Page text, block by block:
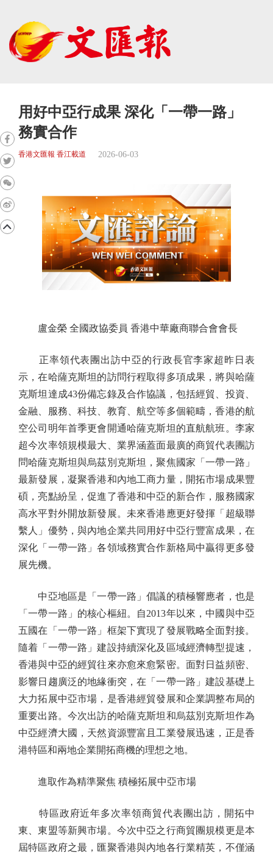
用好中亞行成果 深化「一帶一路」
務實合作
香港文匯報 香江載道 2026-06-03
盧金榮 全國政協委員 香港中華廠商聯合會會長
正率領代表團出訪中亞的行政長官李家超昨日表
示，在哈薩克斯坦的訪問行程取得多項成果，將與哈薩
克斯坦達成43份備忘錄及合作協議，包括經貿、投資、
金融、服務、科技、教育、航空等多個範疇，香港的航
空公司明年首季更會開通哈薩克斯坦的直航航班。李家
超今次率領規模最大、業界涵蓋面最廣的商貿代表團訪
問哈薩克斯坦與烏茲別克斯坦，聚焦國家「一帶一路」
最新發展，凝聚香港和內地工商力量，開拓市場成果豐
碩，亮點紛呈，促進了香港和中亞的新合作，服務國家
高水平對外開放新發展。未來香港應更好發揮「超級聯
繫人」優勢，與內地企業共同用好中亞行豐富成果，在
深化「一帶一路」各領域務實合作新格局中贏得更多發
展先機。
中亞地區是「一帶一路」倡議的積極響應者，也是
「一帶一路」的核心樞紐。自2013年以來，中國與中亞
五國在「一帶一路」框架下實現了發展戰略全面對接。
隨着「一帶一路」建設持續深化及區域經濟轉型提速，
香港與中亞的經貿往來亦愈來愈緊密。面對日益頻密、
影響日趨廣泛的地緣衝突，在「一帶一路」建設基礎上
大力拓展中亞市場，是香港經貿發展和企業調整布局的
重要出路。今次出訪的哈薩克斯坦和烏茲別克斯坦作為
中亞經濟大國，天然資源豐富且工業發展迅速，正是香
港特區和兩地企業開拓商機的理想之地。
進取作為精準聚焦 積極拓展中亞市場
特區政府近年多次率領商貿代表團出訪，開拓中
東、東盟等新興市場。今次中亞之行商貿團規模更是本
屆特區政府之最，匯聚香港與內地各行業精英，不僅涵